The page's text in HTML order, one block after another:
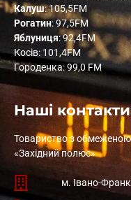
Калуш: 105,5FM
Рогатин: 97,5FM
Яблуниця: 92,4FM
Косів: 101,4FM
Городенка: 99,0 FM
Наші
Товариство з обмеженою
«Західний полюс»
м. Івано-